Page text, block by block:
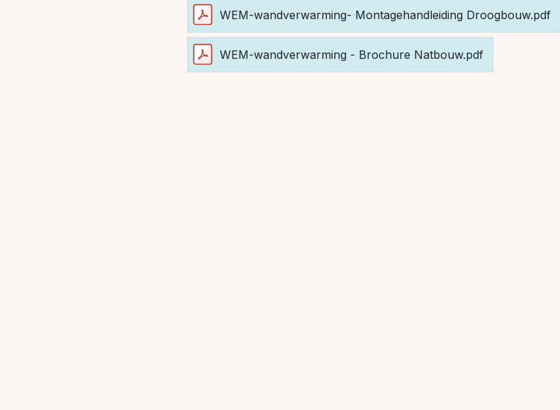
WEM-wandverwarming- Montagehandleiding Droogbouw.pdf
WEM-wandverwarming - Brochure Natbouw.pdf